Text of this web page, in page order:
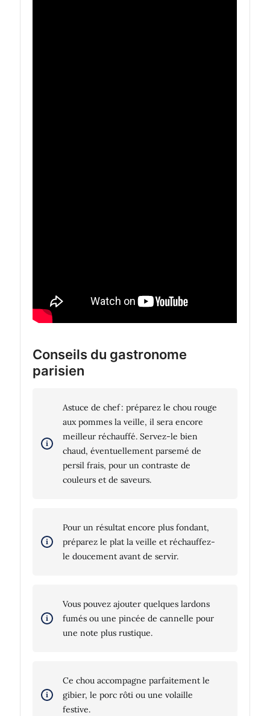
Conseils du gastronome
parisien
Astuce de chef : préparez le chou rouge
aux pommes la veille, il sera encore
meilleur réchauffé. Servez-le bien
chaud, éventuellement parsemé de
persil frais, pour un contraste de
couleurs et de saveurs.
Pour un résultat encore plus fondant,
préparez le plat la veille et réchauffez-
le doucement avant de servir.
Vous pouvez ajouter quelques lardons
fumés ou une pincée de cannelle pour
une note plus rustique.
Ce chou accompagne parfaitement le
gibier, le porc rôti ou une volaille
festive.